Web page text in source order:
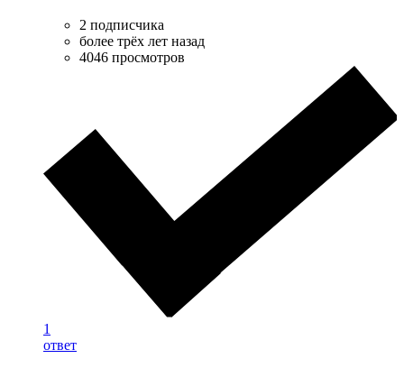
2 подписчика
более трёх лет назад
4046 просмотров
1
ответ